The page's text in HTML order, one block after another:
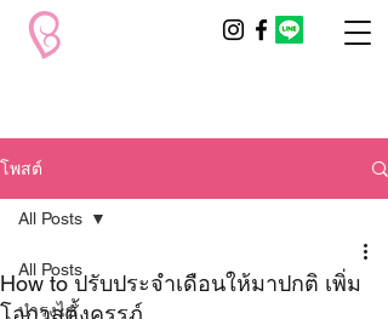
โพสต์
All Posts
บำรุงไข่
All Posts
How to ปรับประจำเดือนให้มาปกติ เพิ่ม
โอกาสตั้งครรภ์